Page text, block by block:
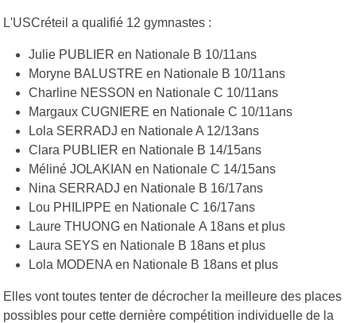
L'USCréteil a qualifié 12 gymnastes :
Julie PUBLIER en Nationale B 10/11ans
Moryne BALUSTRE en Nationale B 10/11ans
Charline NESSON en Nationale C 10/11ans
Margaux CUGNIERE en Nationale C 10/11ans
Lola SERRADJ en Nationale A 12/13ans
Clara PUBLIER en Nationale B 14/15ans
Méliné JOLAKIAN en Nationale C 14/15ans
Nina SERRADJ en Nationale B 16/17ans
Lou PHILIPPE en Nationale C 16/17ans
Laure THUONG en Nationale A 18ans et plus
Laura SEYS en Nationale B 18ans et plus
Lola MODENA en Nationale B 18ans et plus
Elles vont toutes tenter de décrocher la meilleure des places
possibles pour cette dernière compétition individuelle de la